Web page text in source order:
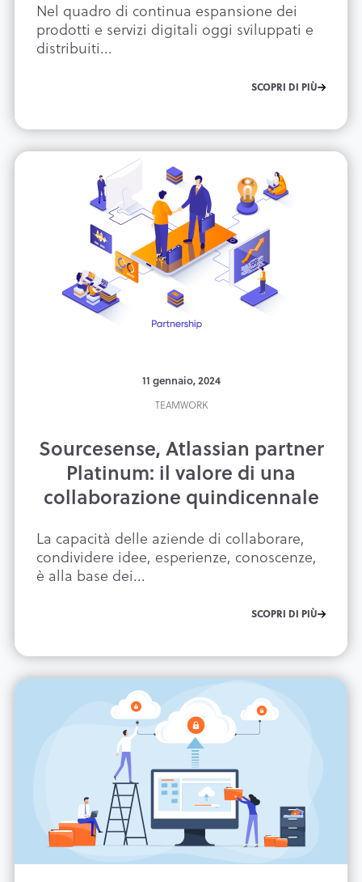
Nel quadro di continua espansione dei
prodotti e servizi digitali oggi sviluppati e
distribuiti...
SCOPRI DI PIÙ
11 gennaio, 2024
TEAMWORK
Sourcesense, Atlassian partner
Platinum: il valore di una
collaborazione quindicennale
La capacità delle aziende di collaborare,
condividere idee, esperienze, conoscenze,
è alla base dei...
SCOPRI DI PIÙ